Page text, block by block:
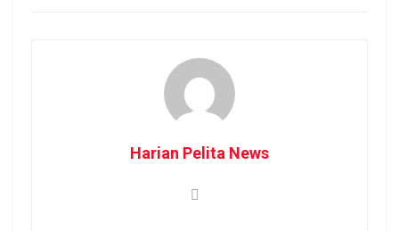
Harian Pelita News